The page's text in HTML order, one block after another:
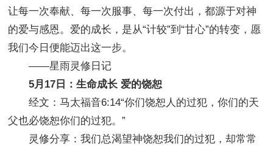
让每一次奉献、每一次服事、每一次付出，都源于对神
的爱与感恩。爱的成长，是从“计较”到“甘心”的转变，愿
我们今日便能迈出这一步。
——星雨灵修日记
5月17日：生命成长 爱的饶恕
经文：马太福音6:14“你们饶恕人的过犯，你们的天
父也必饶恕你们的过犯。”
灵修分享：我们总渴望神饶恕我们的过犯，却常常